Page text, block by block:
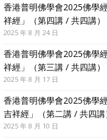
香港普明佛學會2025佛學
祥經」（第四講 / 共四講）
2025 年 8 月 24 日
香港普明佛學會2025佛學
祥經」（第三講 / 共四講）
2025 年 8 月 17 日
香港普明佛學會2025佛學
吉祥經」（第二講 / 共四講
2025 年 8 月 10 日